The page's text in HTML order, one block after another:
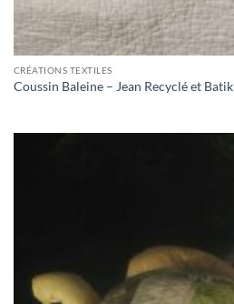
CRÉATIONS TEXTILES
Coussin Baleine – Jean Recyclé et Batik